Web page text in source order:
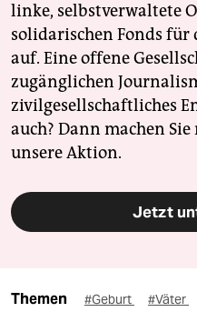
linke, selbstverwaltete
solidarischen Fonds für
auf. Eine offene
zugänglichen
zivilgesellschaftliches
auch? Dann machen
unsere Aktion.
Jetzt
Themen #Geburt #Väter